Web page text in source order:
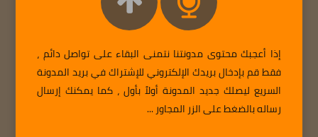
إذا أعجبك محتوى مدونتنا نتمنى البقاء على تواصل دائم ،
فقط قم بإدخال بريدك الإلكتروني للإشتراك في بريد المدونة
السريع ليصلك جديد المدونة أولاً بأول ، كما يمكنك إرسال
رساله بالضغط على الزر المجاور ...